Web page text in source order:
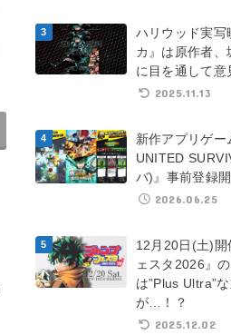
ハリウッド実写
カ』は原作者、
に目を通して意
2025.11.13
新作アプリゲー
UNITED
バ)』事前登録
2026.06.25
12月20日(土)開
ェスタ2026』
は”Plus Ultra”
が…！？
2025.12.02